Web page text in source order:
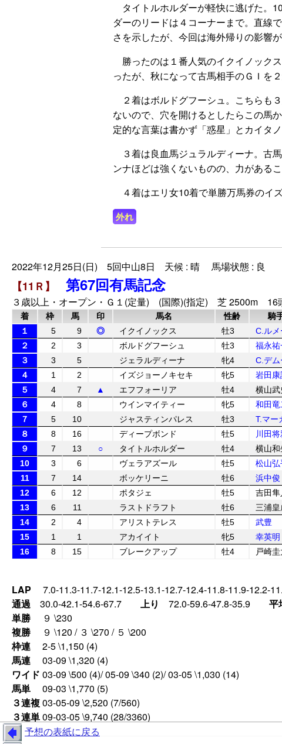
タイトルホルダーが軽快に逃げた。
ダーのリードは４コーナーまで。直線
さを示したが、今回は海外帰りの影響
勝ったのは１番人気のイクイノック
ったが、秋になって古馬相手のＧＩを２
２着はボルドグフーシュ。こちらも
ないので、穴を開けるとしたらこの馬
定的な言葉は書かず「惑星」とカイタ
３着は良血馬ジュラルディーナ。古
ンナほどは強くないものの、力がある
４着はエリ女10着で単勝万馬券のイ
外れ
2022年12月25日(日) 5回中山8日 天候 : 晴 馬場状態 : 良
【11Ｒ】 第67回有馬記念
３歳以上・オープン・Ｇ１(定量) (国際)(指定) 芝 2500m 16
着 枠 馬 印 馬名 性齢 騎
１
5 9 ◎ イクイノックス 牡3 C.ルメ
２
2 3 ボルドグフーシュ 牡3 福永祐
３
3 5 ジェラルディーナ 牝4 C.デム
４
1 2 イズジョーノキセキ 牝5 岩田康
５
4 7 ▲ エフフォーリア 牡4 横山武
６
4 8 ウインマイティー 牝5 和田竜
７
5 10 ジャスティンパレス 牡3 T.マー
８
8 16 ディープボンド 牡5 川田
９
7 13 ○ タイトルホルダー 牡4 横山和
10
3 6 ヴェラアズール 牡5 松山弘
11
7 14 ボッケリーニ 牡6 浜中俊
12
6 12 ポタジェ 牡5 吉田隼
13
6 11 ラストドラフト 牡6 三浦皇
14
2 4 アリストテレス 牡5 武豊
15
1 1 アカイイト 牝5 幸英明
16
8 15 ブレークアップ 牡4 戸崎圭
LAP 7.0-11.3-11.7-12.1-12.5-13.1-12.7-12.4-11.8-11.9-12.2-
通過 30.0-42.1-54.6-67.7 上り 72.0-59.6-47.8-35.9 平
単勝
９ \230
複勝
９ \120 / ３ \270 / ５ \200
枠連
2-5 \1,150 (4)
馬連
03-09 \1,320 (4)
ワイド 03-09 \500 (4)/ 05-09 \340 (2)/ 03-05 \1,030 (14)
馬単
09-03 \1,770 (5)
３連複03-05-09 \2,520 (7/560)
３連単09-03-05 \9,740 (28/3360)
予想の表紙に戻る